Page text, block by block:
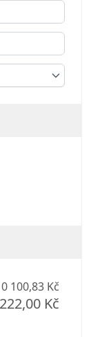
100,83 Kč
Kč